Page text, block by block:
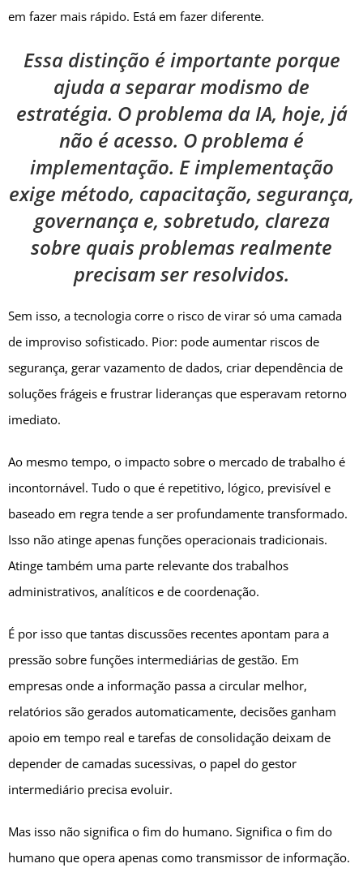
em fazer mais rápido. Está em fazer diferente.
Essa distinção é importante porque
ajuda a separar modismo de
estratégia. O problema da IA, hoje, já
não é acesso. O problema é
implementação. E implementação
exige método, capacitação, segurança,
governança e, sobretudo, clareza
sobre quais problemas realmente
precisam ser resolvidos.
Sem isso, a tecnologia corre o risco de virar só uma camada
de improviso sofisticado. Pior: pode aumentar riscos de
segurança, gerar vazamento de dados, criar dependência de
soluções frágeis e frustrar lideranças que esperavam retorno
imediato.
Ao mesmo tempo, o impacto sobre o mercado de trabalho é
incontornável. Tudo o que é repetitivo, lógico, previsível e
baseado em regra tende a ser profundamente transformado.
Isso não atinge apenas funções operacionais tradicionais.
Atinge também uma parte relevante dos trabalhos
administrativos, analíticos e de coordenação.
É por isso que tantas discussões recentes apontam para a
pressão sobre funções intermediárias de gestão. Em
empresas onde a informação passa a circular melhor,
relatórios são gerados automaticamente, decisões ganham
apoio em tempo real e tarefas de consolidação deixam de
depender de camadas sucessivas, o papel do gestor
intermediário precisa evoluir.
Mas isso não significa o fim do humano. Significa o fim do
humano que opera apenas como transmissor de informação.